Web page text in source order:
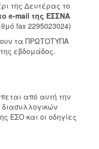
της Δευτέρας το
e-mail της ΕΣΣΝΑ
fax 2295023024)
τα ΠΡΩΤΟΤΥΠΑ
εβδομάδος.
από αυτή την
διασυλλογικών
ΕΣΟ και οι οδηγίες